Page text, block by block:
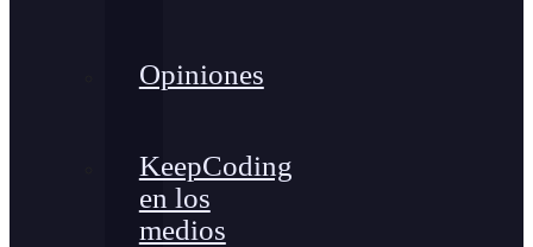
Opiniones
KeepCoding
en los
medios